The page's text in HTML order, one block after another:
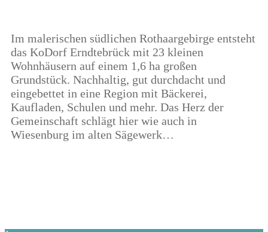
Im malerischen südlichen Rothaargebirge entsteht
das KoDorf Erndtebrück mit 23 kleinen
Wohnhäusern auf einem 1,6 ha großen
Grundstück. Nachhaltig, gut durchdacht und
eingebettet in eine Region mit Bäckerei,
Kaufladen, Schulen und mehr. Das Herz der
Gemeinschaft schlägt hier wie auch in
Wiesenburg im alten Sägewerk…